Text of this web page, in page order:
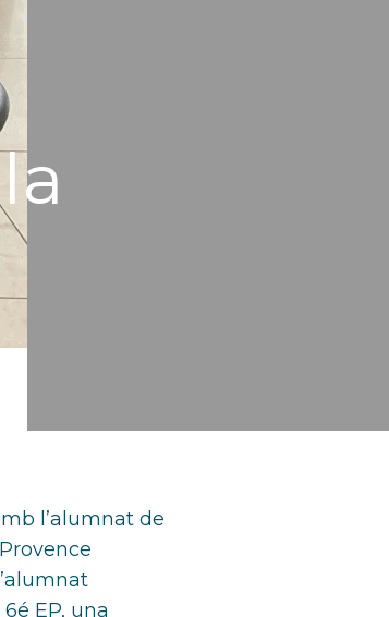
l’alumnat de
EP, una